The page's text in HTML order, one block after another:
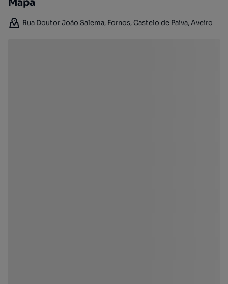
Mapa
Rua Doutor João Salema, Fornos, Castelo de Paiva, Aveiro